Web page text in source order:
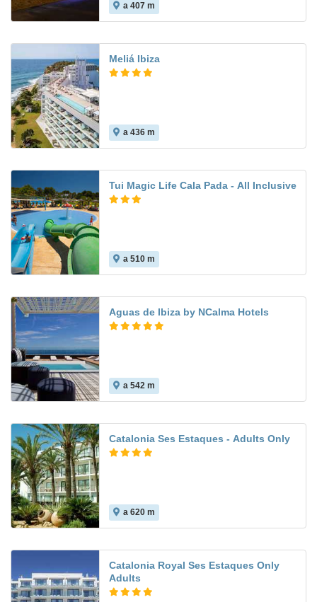
a 407 m
Meliá Ibiza
a 436 m
Tui Magic Life Cala Pada - All Inclusive
a 510 m
Aguas de Ibiza by NCalma Hotels
a 542 m
Catalonia Ses Estaques - Adults Only
a 620 m
Catalonia Royal Ses Estaques Only
Adults